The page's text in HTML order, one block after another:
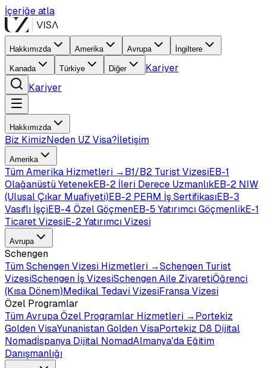
İçeriğe atla
Hakkımızda Amerika Avrupa İngiltere
Kanada Türkiye Diğer
Kariyer
Kariyer
Hakkımızda
Biz KimizNeden UZ Visa?İletişim
Amerika
TümAmerika Hizmetleri →B1/B2 Turist VizesiEB-1
Olağanüstü YetenekEB-2 İleri Derece UzmanlıkEB-2 NIW
(Ulusal Çıkar Muafiyeti)EB-2 PERM İş SertifikasıEB-3
Vasıflı İşçiEB-4 Özel GöçmenEB-5 Yatırımcı GöçmenlikE-1
Ticaret VizesiE-2 Yatırımcı Vizesi
Avrupa
Schengen
TümSchengen Vizesi Hizmetleri →Schengen Turist
VizesiSchengen İş VizesiSchengen Aile ZiyaretiÖğrenci
(Kısa Dönem)Medikal Tedavi VizesiFransa Vizesi
Özel Programlar
TümAvrupa Özel Programlar Hizmetleri →Portekiz
Golden VisaYunanistan Golden VisaPortekiz D8 Dijital
Nomadİspanya Dijital NomadAlmanya'da Eğitim
Danışmanlığı